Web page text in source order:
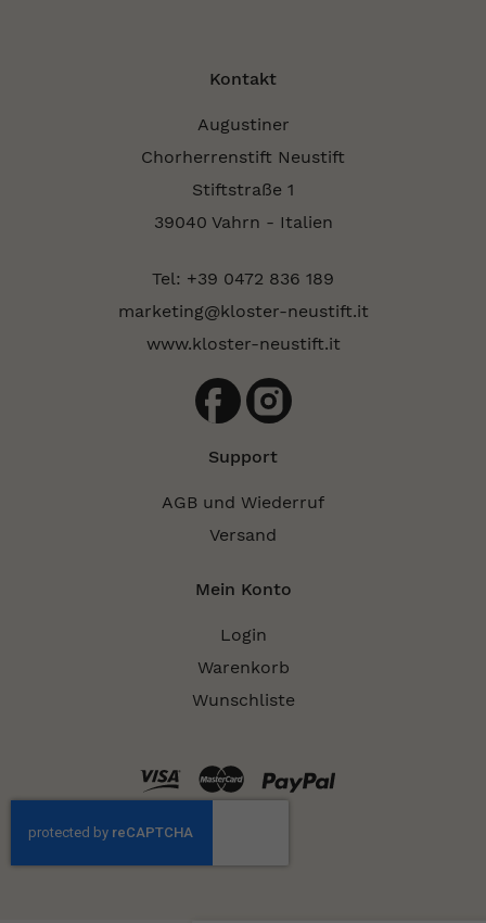
Kontakt
Augustiner
Chorherrenstift Neustift
Stiftstraße 1
39040 Vahrn - Italien
Tel: +39 0472 836 189
marketing@kloster-neustift.it
www.kloster-neustift.it
Support
AGB und Wiederruf
Versand
Mein Konto
Login
Warenkorb
Wunschliste